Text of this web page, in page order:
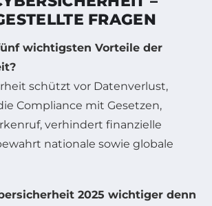
FRAGEN
wichtigsten Vorteile der
schützt vor Datenverlust,
Compliance mit Gesetzen,
verhindert finanzielle
nationale sowie globale
2025 wichtiger denn